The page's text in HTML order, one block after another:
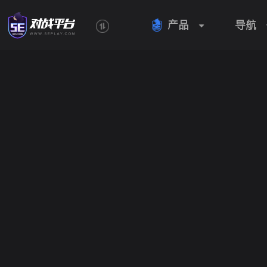
 产品 导航